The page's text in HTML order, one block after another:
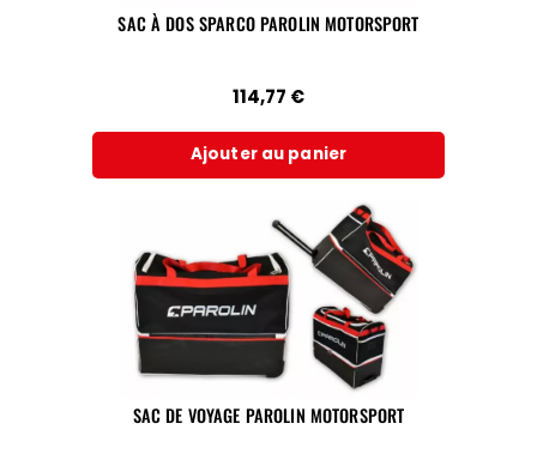
SAC À DOS SPARCO PAROLIN MOTORSPORT
114,77 €
Ajouter au panier
SAC DE VOYAGE PAROLIN MOTORSPORT